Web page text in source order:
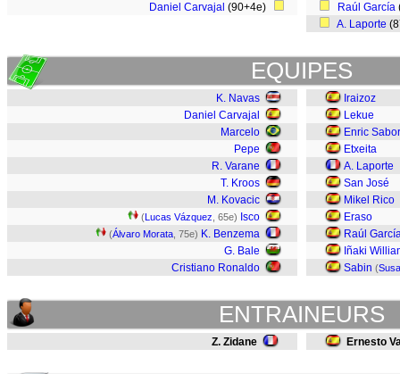
Daniel Carvajal (90+4e)
Raúl García
A. Laporte
EQUIPES
K. Navas
Daniel Carvajal
Marcelo
Pepe
R. Varane
T. Kroos
M. Kovacic
(Lucas Vázquez , 65e) Isco
(Álvaro Morata , 75e) K. Benzema
G. Bale
Cristiano Ronaldo
Iraizoz
Lekue
Enric
Etxeita
A. Laporte
San José
Mikel Rico
Eraso
Raúl
Iñaki
Sabin (
ENTRAINEURS
Z. Zidane Ernesto